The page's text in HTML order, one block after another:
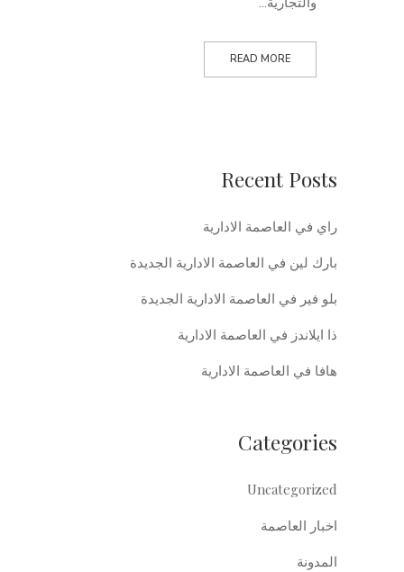
READ MORE
Recent Posts
راي في العاصمة الادارية
بارك لين في العاصمة الادارية الجديدة
بلو فير في العاصمة الادارية الجديدة
ذا ايلاندز في العاصمة الادارية
هافا في العاصمة الادارية
Categories
Uncategorized
اخبار العاصمة
المدونة